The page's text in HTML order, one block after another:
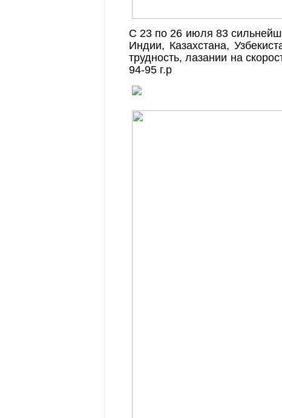
С 23 по 26 июля 83
Индии, Казахстана,
трудность, лазании на
94-95 г.р